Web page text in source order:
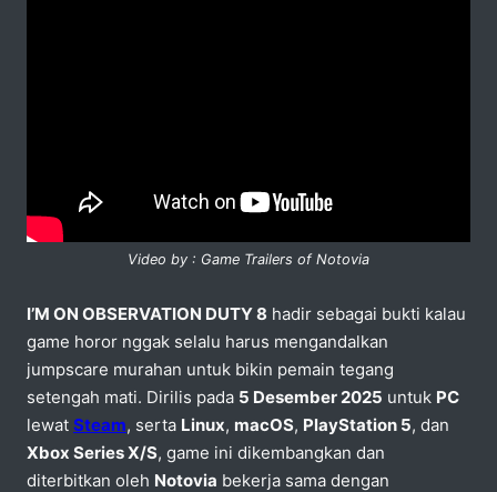
Video by : Game Trailers of Notovia
I’M ON OBSERVATION DUTY 8 hadir sebagai bukti kalau
game horor nggak selalu harus mengandalkan
jumpscare murahan untuk bikin pemain tegang
setengah mati. Dirilis pada 5 Desember 2025 untuk PC
lewat Steam, serta Linux, macOS, PlayStation 5, dan
Xbox Series X/S, game ini dikembangkan dan
diterbitkan oleh Notovia bekerja sama dengan